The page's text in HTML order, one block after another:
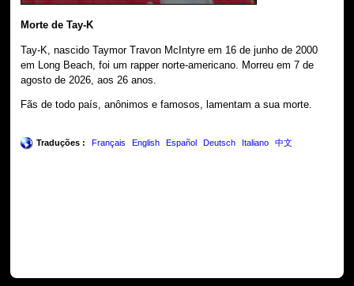
Morte de Tay-K
Tay-K, nascido Taymor Travon McIntyre em 16 de junho de 2000
em Long Beach, foi um rapper norte-americano. Morreu em 7 de
agosto de 2026, aos 26 anos.
Fãs de todo país, anônimos e famosos, lamentam a sua morte.
Traduções : Français English Español Deutsch Italiano 中文